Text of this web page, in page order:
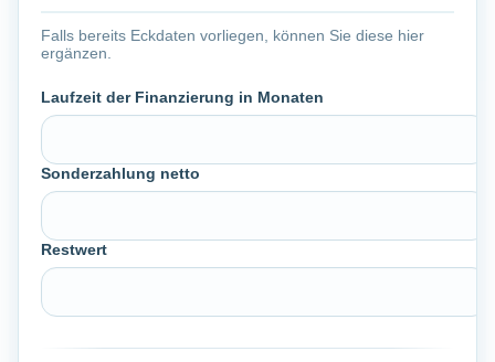
Falls bereits Eckdaten vorliegen, können Sie diese hier
ergänzen.
Laufzeit der Finanzierung in Monaten
Sonderzahlung netto
Restwert